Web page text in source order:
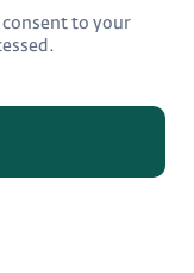
to your